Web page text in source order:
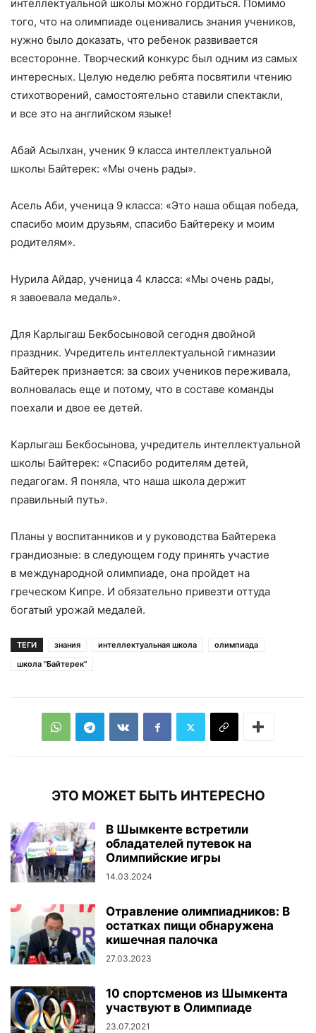
интеллектуальной школы можно гордиться. Помимо
того, что на олимпиаде оценивались знания учеников,
нужно было доказать, что ребенок развивается
всесторонне. Творческий конкурс был одним из самых
интересных. Целую неделю ребята посвятили чтению
стихотворений, самостоятельно ставили спектакли,
и все это на английском языке!
Абай Асылхан, ученик 9 класса интеллектуальной
школы Байтерек: «Мы очень рады».
Асель Аби, ученица 9 класса: «Это наша общая победа,
спасибо моим друзьям, спасибо Байтереку и моим
родителям».
Нурила Айдар, ученица 4 класса: «Мы очень рады,
я завоевала медаль».
Для Карлыгаш Бекбосыновой сегодня двойной
праздник. Учредитель интеллектуальной гимназии
Байтерек признается: за своих учеников переживала,
волновалась еще и потому, что в составе команды
поехали и двое ее детей.
Карлыгаш Бекбосынова, учредитель интеллектуальной
школы Байтерек: «Спасибо родителям детей,
педагогам. Я поняла, что наша школа держит
правильный путь».
Планы у воспитанников и у руководства Байтерека
грандиозные: в следующем году принять участие
в международной олимпиаде, она пройдет на
греческом Кипре. И обязательно привезти оттуда
богатый урожай медалей.
ТЕГИ знания интеллектуальная школа
олимпиада
школа "Байтерек"
ЭТО МОЖЕТ БЫТЬ ИНТЕРЕСНО
В Шымкенте встретили
обладателей путевок на
Олимпийские игры
14.03.2024
Отравление олимпиадников: В
остатках пищи обнаружена
кишечная палочка
27.03.2023
10 спортсменов из Шымкента
участвуют в Олимпиаде
23.07.2021